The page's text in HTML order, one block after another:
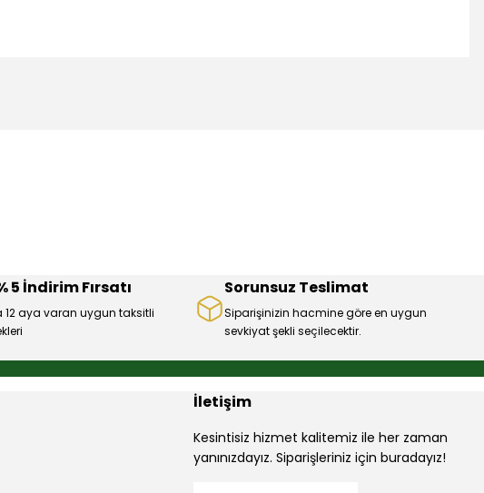
5 İndirim Fırsatı
12 aya varan uygun taksitli
Sorunsuz Teslimat
Siparişinizin hacmine göre en uygun
sevkiyat şekli seçilecektir.
İletişim
Kesintisiz hizmet kalitemiz ile her zaman
yanınızdayız. Siparişleriniz için buradayız!